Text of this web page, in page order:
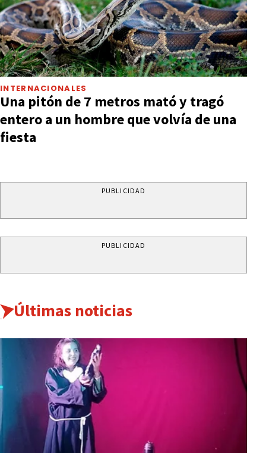
INTERNACIONALES
Una pitón de 7 metros mató y tragó
entero a un hombre que volvía de una
fiesta
PUBLICIDAD
PUBLICIDAD
Últimas noticias